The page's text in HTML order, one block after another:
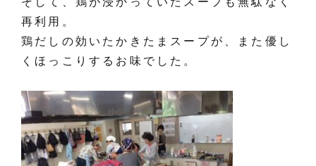
再利用。
鶏だしの効いたかきたまスープが、また優し
くほっこりするお味でした。